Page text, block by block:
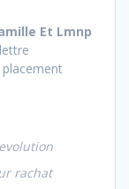
Et Lmnp
rachat